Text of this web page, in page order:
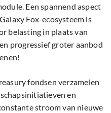
Een spannend aspect
Fox-ecosysteem is
belasting in plaats van
progressief groter aanbod
fondsen verzamelen
en
stroom van nieuwe